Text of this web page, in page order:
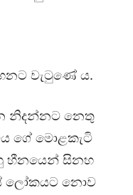
වැටුණේ ය.
නිදන්නට නෙතු
ගේ මොළකැටි
හීනයෙන් සිනහ
ලෝකයට නොව